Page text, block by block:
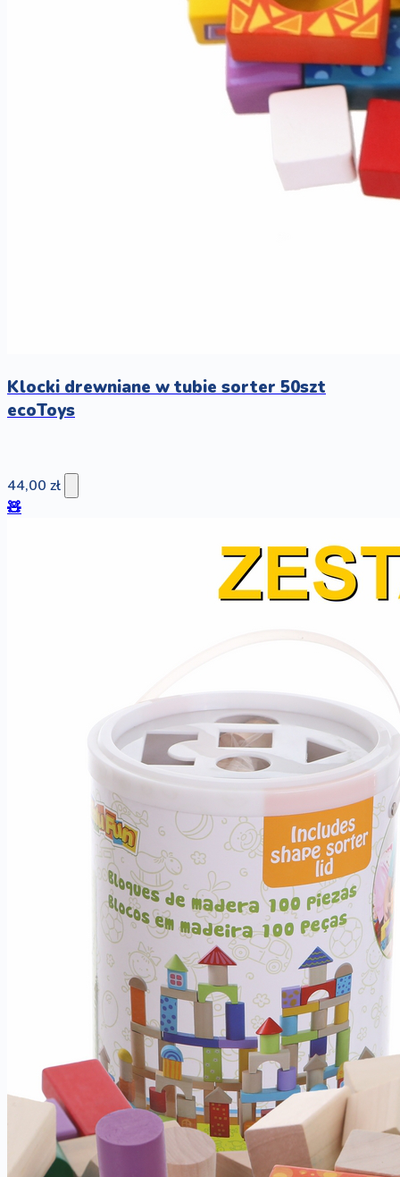
Klocki drewniane w tubie sorter 50szt
ecoToys
44,00 zł
🧸